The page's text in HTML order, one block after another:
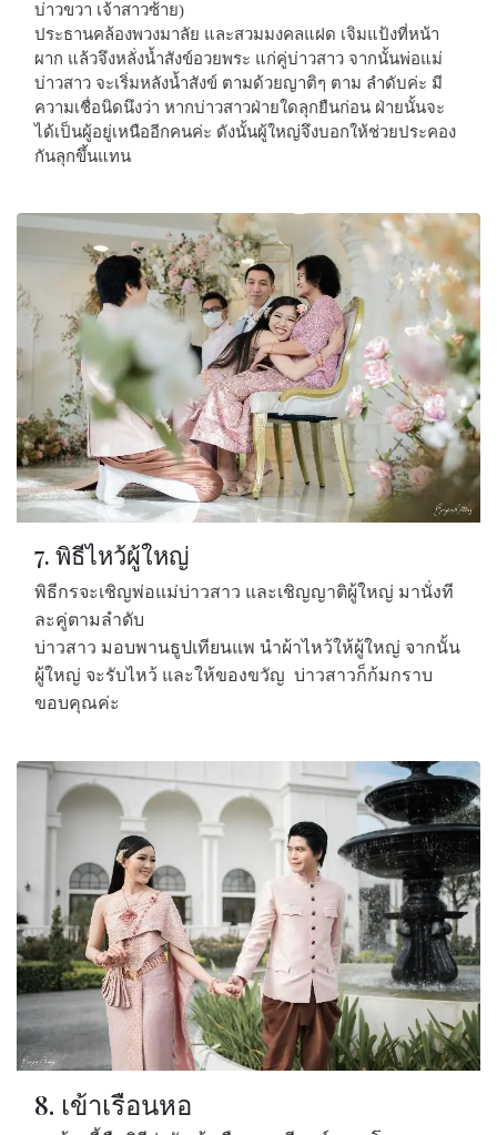
บ่าวขวา เจ้าสาวซ้าย)
ประธานคล้องพวงมาลัย และสวมมงคลแฝด เจิมแป้งที่หน้า
ผาก แล้วจึงหลั่งน้ำสังข์อวยพระ แก่คู่บ่าวสาว จากนั้นพ่อแม่
บ่าวสาว จะเริ่มหลังน้ำสังข์ ตามด้วยญาติๆ ตาม ลำดับค่ะ มี
ความเชื่อนิดนึงว่า หากบ่าวสาวฝ่ายใดลุกยืนก่อน ฝ่ายนั้นจะ
ได้เป็นผู้อยู่เหนืออีกคนค่ะ ดังนั้นผู้ใหญ่จึงบอกให้ช่วยประคอง
กันลุกขึ้นแทน
7. พิธีไหว้ผู้ใหญ่
พิธีกรจะเชิญพ่อแม่บ่าวสาว และเชิญญาติผู้ใหญ่ มานั่งที
ละคู่ตามลำดับ
บ่าวสาว มอบพานธูปเทียนแพ นำผ้าไหว้ให้ผู้ใหญ่ จากนั้น
ผู้ใหญ่ จะรับไหว้ และให้ของขวัญ บ่าวสาวก็ก้มกราบ
ขอบคุณค่ะ
8. เข้าเรือนหอ